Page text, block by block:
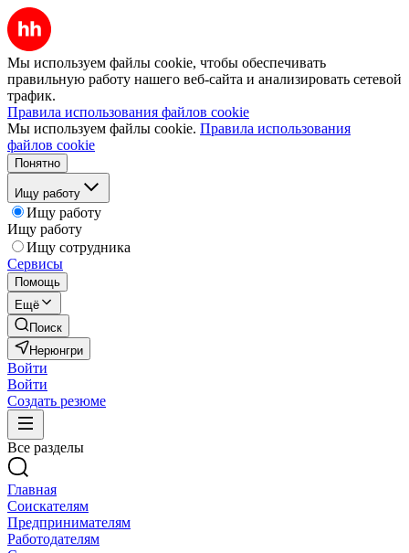
Мы используем файлы cookie, чтобы обеспечивать
правильную работу нашего веб-сайта и анализировать сетевой
трафик.
Правила использования файлов cookie
Мы используем файлы cookie. Правила использования
файлов cookie
Понятно
Ищу работу
Ищу работу
Ищу работу
Ищу сотрудника
Сервисы
Помощь
Ещё
Поиск
Нерюнгри
Войти
Войти
Создать резюме
Все разделы
Главная
Соискателям
Предпринимателям
Работодателям